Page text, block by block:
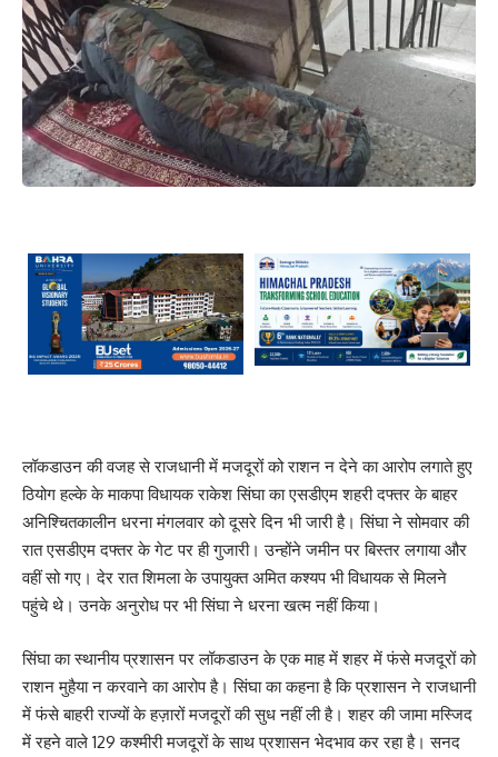
लॉकडाउन की वजह से राजधानी में मजदूरों को राशन न देने का आरोप लगाते हुए
ठियोग हल्के के माकपा विधायक राकेश सिंघा का एसडीएम शहरी दफ्तर के बाहर
अनिश्चितकालीन धरना मंगलवार को दूसरे दिन भी जारी है। सिंघा ने सोमवार की
रात एसडीएम दफ्तर के गेट पर ही गुजारी। उन्होंने जमीन पर बिस्तर लगाया और
वहीं सो गए। देर रात शिमला के उपायुक्त अमित कश्यप भी विधायक से मिलने
पहुंचे थे। उनके अनुरोध पर भी सिंघा ने धरना खत्म नहीं किया।
सिंघा का स्थानीय प्रशासन पर लॉकडाउन के एक माह में शहर में फंसे मजदूरों को
राशन मुहैया न करवाने का आरोप है। सिंघा का कहना है कि प्रशासन ने राजधानी
में फंसे बाहरी राज्यों के हज़ारों मजदूरों की सुध नहीं ली है। शहर की जामा मस्जिद
में रहने वाले 129 कश्मीरी मजदूरों के साथ प्रशासन भेदभाव कर रहा है। सनद